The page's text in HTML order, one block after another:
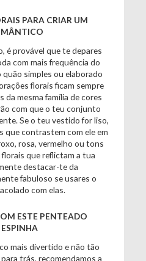
PARA CRIAR UM
é provável que te depares
com mais frequência do
simples ou elaborado
florais ficam sempre
da mesma família de cores
com que o teu conjunto
Se o teu vestido for liso,
que contrastem com ele em
rosa, vermelho ou tons
que reflictam a tua
destacar-te da
fabuloso se usares o
com elas.
ESTE PENTEADO
mais divertido e não tão
trás, recomendamos a